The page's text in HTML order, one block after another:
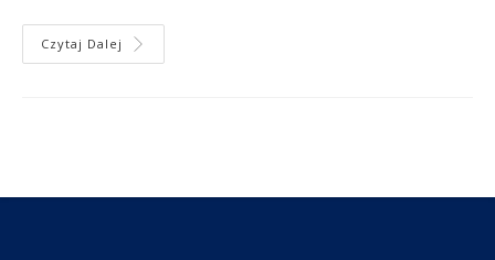
Czytaj Dalej